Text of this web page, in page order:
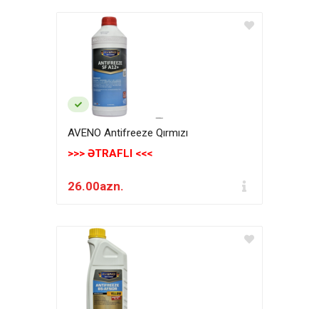
AVENO Antifreeze Qırmızı
>>> ƏTRAFLI <<<
26.00azn.